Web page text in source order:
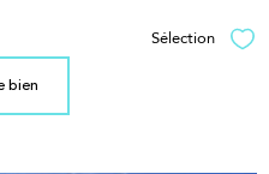
Sélection
bien